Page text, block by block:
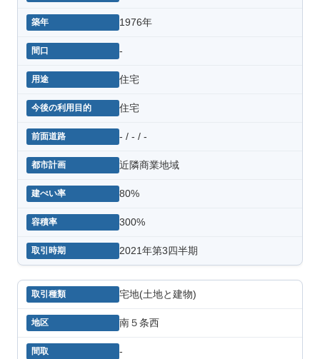
1976年
-
住宅
住宅
- / - / -
近隣商業地域
80%
300%
2021年第3四半期
宅地(土地と建物)
南５条西
-